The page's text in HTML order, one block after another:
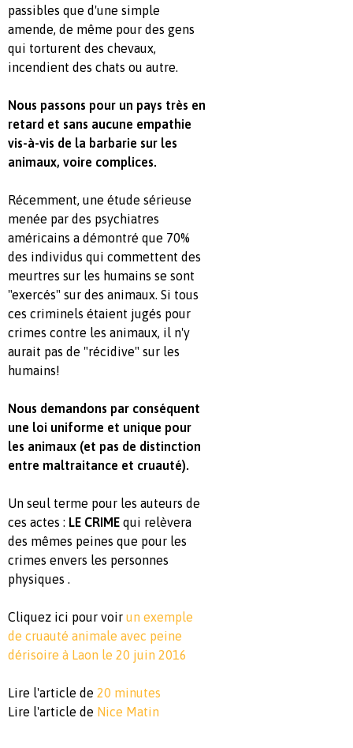
passibles que d'une simple
amende, de même pour des gens
qui torturent des chevaux,
incendient des chats ou autre.
Nous passons pour un pays très en
retard et sans aucune empathie
vis-à-vis de la barbarie sur les
animaux, voire complices.
Récemment, une étude sérieuse
menée par des psychiatres
américains a démontré que 70%
des individus qui commettent des
meurtres sur les humains se sont
"exercés" sur des animaux. Si tous
ces criminels étaient jugés pour
crimes contre les animaux, il n'y
aurait pas de "récidive" sur les
humains!
Nous demandons par conséquent
une loi uniforme et unique pour
les animaux (et pas de distinction
entre maltraitance et cruauté).
Un seul terme pour les auteurs de
ces actes : LE CRIME qui relèvera
des mêmes peines que pour les
crimes envers les personnes
physiques .
Cliquez ici pour voir un exemple
de cruauté animale avec peine
dérisoire à Laon le 20 juin 2016
Lire l'article de 20 minutes
Lire l'article de Nice Matin